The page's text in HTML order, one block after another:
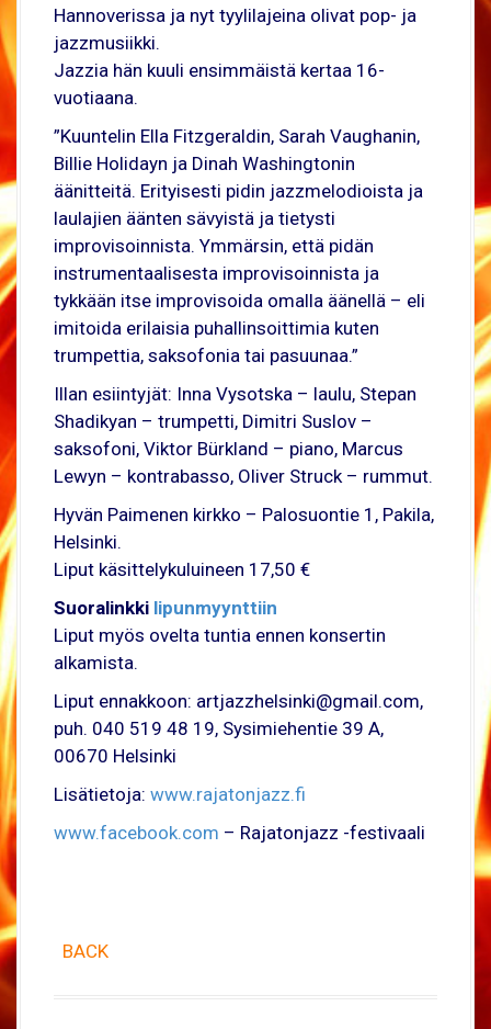
Hannoverissa ja nyt tyylilajeina olivat pop- ja
jazzmusiikki.
Jazzia hän kuuli ensimmäistä kertaa 16-
vuotiaana.
”Kuuntelin Ella Fitzgeraldin, Sarah Vaughanin,
Billie Holidayn ja Dinah Washingtonin
äänitteitä. Erityisesti pidin jazzmelodioista ja
laulajien äänten sävyistä ja tietysti
improvisoinnista. Ymmärsin, että pidän
instrumentaalisesta improvisoinnista ja
tykkään itse improvisoida omalla äänellä – eli
imitoida erilaisia puhallinsoittimia kuten
trumpettia, saksofonia tai pasuunaa.”
Illan esiintyjät: Inna Vysotska – laulu, Stepan
Shadikyan – trumpetti, Dimitri Suslov –
saksofoni, Viktor Bürkland – piano, Marcus
Lewyn – kontrabasso, Oliver Struck – rummut.
Hyvän Paimenen kirkko – Palosuontie 1, Pakila,
Helsinki.
Liput käsittelykuluineen 17,50 €
Suoralinkki lipunmyynttiin
Liput myös ovelta tuntia ennen konsertin
alkamista.
Liput ennakkoon: artjazzhelsinki@gmail.com,
puh. 040 519 48 19, Sysimiehentie 39 A,
00670 Helsinki
Lisätietoja: www.rajatonjazz.fi
www.facebook.com – Rajatonjazz -festivaali
BACK